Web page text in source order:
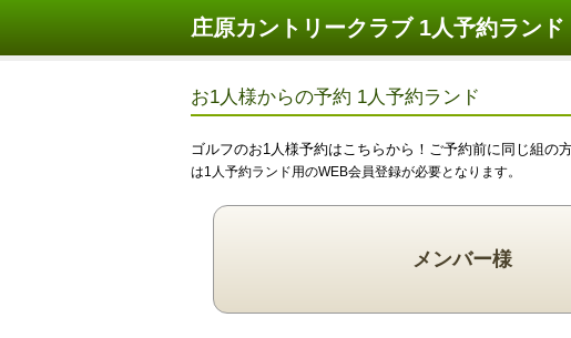
庄原カントリークラブ 1人予約ランド
お1人様からの予約 1人予約ランド
ゴルフのお1人様予約はこちらから！ご予約前に同じ組の
は1人予約ランド用のWEB会員登録が必要となります。
メンバー様